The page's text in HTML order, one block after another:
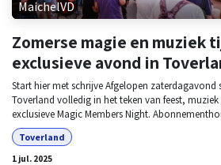
MaichelVD
Zomerse magie en muziek
exclusieve avond in
Start hier met schrijve Afgelopen
Toverland volledig in het teken van feest,
exclusieve Magic Members Night.
Toverland
1 jul. 2025